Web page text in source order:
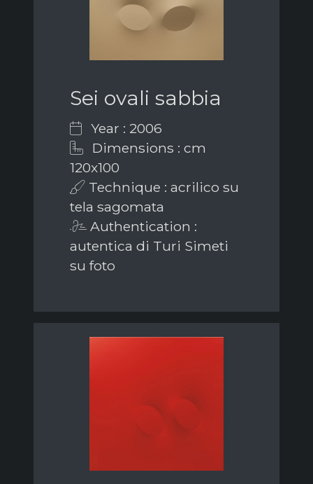
Sei ovali sabbia
Year : 2006
Dimensions : cm
120x100
Technique : acrilico su
tela sagomata
Authentication :
autentica di Turi Simeti
su foto